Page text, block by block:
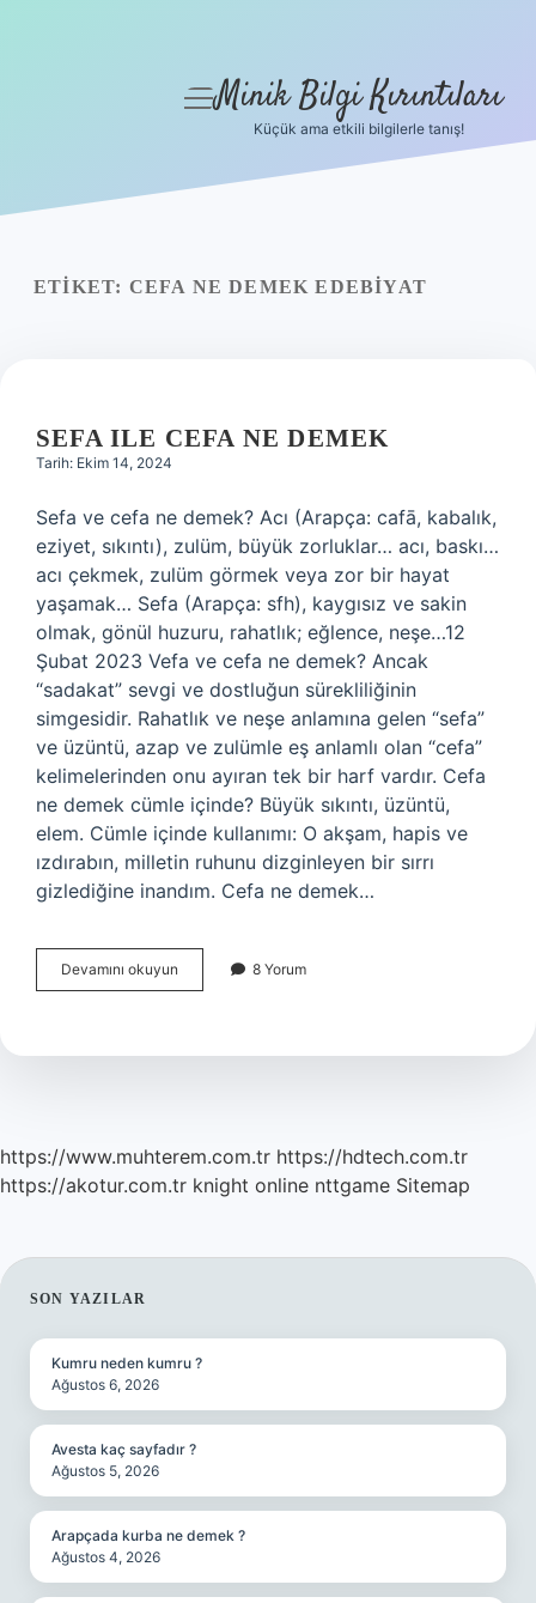
Yasal Uyarı
menüyü
Minik Bilgi Kırıntıları
Küçük ama etkili bilgilerle tanış!
ETIKET: CEFA NE DEMEK EDEBIYAT
SEFA ILE CEFA NE DEMEK
Tarih: Ekim 14, 2024
Sefa ve cefa ne demek? Acı (Arapça: cafā, kabalık,
eziyet, sıkıntı), zulüm, büyük zorluklar… acı, baskı…
acı çekmek, zulüm görmek veya zor bir hayat
yaşamak… Sefa (Arapça: sfh), kaygısız ve sakin
olmak, gönül huzuru, rahatlık; eğlence, neşe…12
Şubat 2023 Vefa ve cefa ne demek? Ancak
“sadakat” sevgi ve dostluğun sürekliliğinin
simgesidir. Rahatlık ve neşe anlamına gelen “sefa”
ve üzüntü, azap ve zulümle eş anlamlı olan “cefa”
kelimelerinden onu ayıran tek bir harf vardır. Cefa
ne demek cümle içinde? Büyük sıkıntı, üzüntü,
elem. Cümle içinde kullanımı: O akşam, hapis ve
ızdırabın, milletin ruhunu dizginleyen bir sırrı
gizlediğine inandım. Cefa ne demek…
Devamını okuyun
Ile
Demek
8 Yorum
https://www.muhterem.com.tr https://hdtech.com.tr
https://akotur.com.tr knight online nttgame Sitemap
SIDEBAR
SON YAZILAR
Kumru neden kumru ?
Ağustos 6, 2026
Avesta kaç sayfadır ?
Ağustos 5, 2026
Arapçada kurba ne demek ?
Ağustos 4, 2026